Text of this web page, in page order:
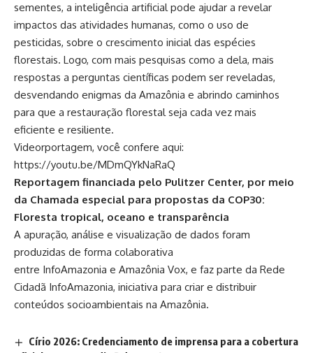
sementes, a inteligência artificial pode ajudar a revelar
impactos das atividades humanas, como o uso de
pesticidas, sobre o crescimento inicial das espécies
florestais. Logo, com mais pesquisas como a dela, mais
respostas a perguntas científicas podem ser reveladas,
desvendando enigmas da Amazônia e abrindo caminhos
para que a restauração florestal seja cada vez mais
eficiente e resiliente.
Videorportagem, você confere aqui:
https://youtu.be/MDmQYkNaRaQ
Reportagem financiada pelo Pulitzer Center, por meio
da Chamada especial para propostas da COP30:
Floresta tropical, oceano e transparência
A apuração, análise e visualização de dados foram
produzidas de forma colaborativa
entre InfoAmazonia e Amazônia Vox, e faz parte da Rede
Cidadã InfoAmazonia, iniciativa para criar e distribuir
conteúdos socioambientais na Amazônia.
Círio 2026: Credenciamento de imprensa para a cobertura